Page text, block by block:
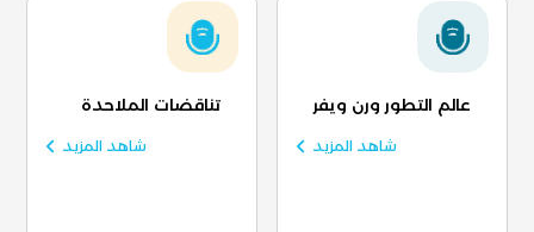
عالم التطور ورن ويفر
شاهد المزيد
تناقضات الملاحدة
شاهد المزيد